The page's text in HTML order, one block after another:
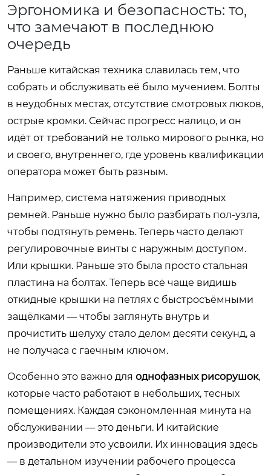
Эргономика и безопасность: то,
что замечают в последнюю
очередь
Раньше китайская техника славилась тем, что
собрать и обслуживать её было мучением. Болты
в неудобных местах, отсутствие смотровых люков,
острые кромки. Сейчас прогресс налицо, и он
идёт от требований не только мирового рынка, но
и своего, внутреннего, где уровень квалификации
оператора может быть разным.
Например, система натяжения приводных
ремней. Раньше нужно было разбирать пол-узла,
чтобы подтянуть ремень. Теперь часто делают
регулировочные винты с наружным доступом.
Или крышки. Раньше это была просто стальная
пластина на болтах. Теперь всё чаще видишь
откидные крышки на петлях с быстросъёмными
защёлками — чтобы заглянуть внутрь и
прочистить шелуху стало делом десяти секунд, а
не получаса с гаечным ключом.
Особенно это важно для однофазных рисорушок,
которые часто работают в небольших, тесных
помещениях. Каждая сэкономленная минута на
обслуживании — это деньги. И китайские
производители это усвоили. Их инновация здесь
— в детальном изучении рабочего процесса